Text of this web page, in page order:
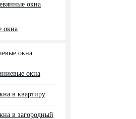
окна
окна
окна
окна
в квартиру
в загородный